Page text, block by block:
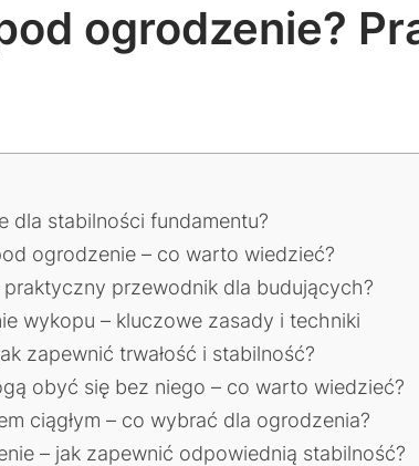
ogrodzenie?
dla stabilności fundamentu?
ogrodzenie – co warto wiedzieć?
przewodnik dla budujących?
wykopu – kluczowe zasady i techniki
zapewnić trwałość i stabilność?
obyć się bez niego – co warto wiedzieć?
ciągłym – co wybrać dla ogrodzenia?
– jak zapewnić odpowiednią stabilność?